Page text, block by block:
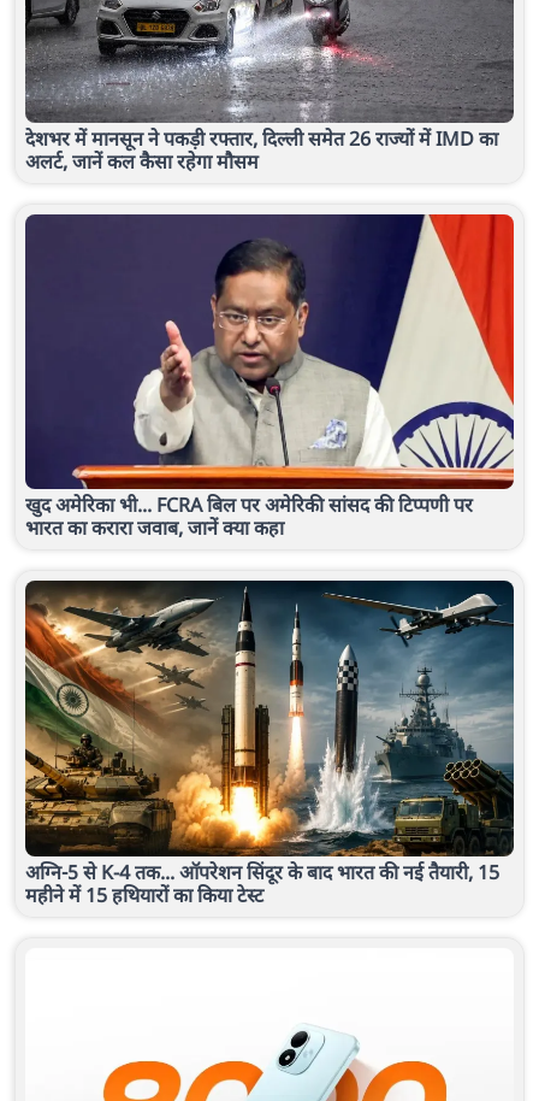
देशभर में मानसून ने पकड़ी रफ्तार, दिल्ली समेत 26 राज्यों में IMD का
अलर्ट, जानें कल कैसा रहेगा मौसम
खुद अमेरिका भी... FCRA बिल पर अमेरिकी सांसद की टिप्पणी पर
भारत का करारा जवाब, जानें क्या कहा
अग्नि-5 से K-4 तक... ऑपरेशन सिंदूर के बाद भारत की नई तैयारी, 15
महीने में 15 हथियारों का किया टेस्ट